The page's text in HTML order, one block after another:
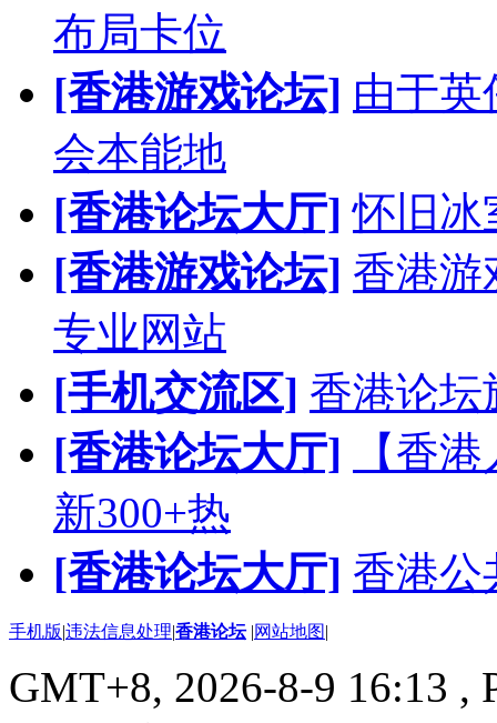
布局卡位
[香港游戏论坛] 由于英
会本能地
[香港论坛大厅] 怀旧冰
[香港游戏论坛] 香港游
专业网站
[手机交流区] 香港论坛
[香港论坛大厅]
【香
新300+热
[香港论坛大厅] 香港公
手机版|违法信息处理|香港论坛 |网站地图|
GMT+8, 2026-8-9 16:13 ,